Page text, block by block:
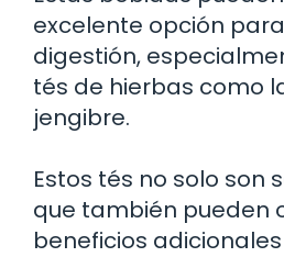
excelente opción
digestión,
tés de hierbas como
jengibre.
Estos tés no solo son
que también pueden
beneficios